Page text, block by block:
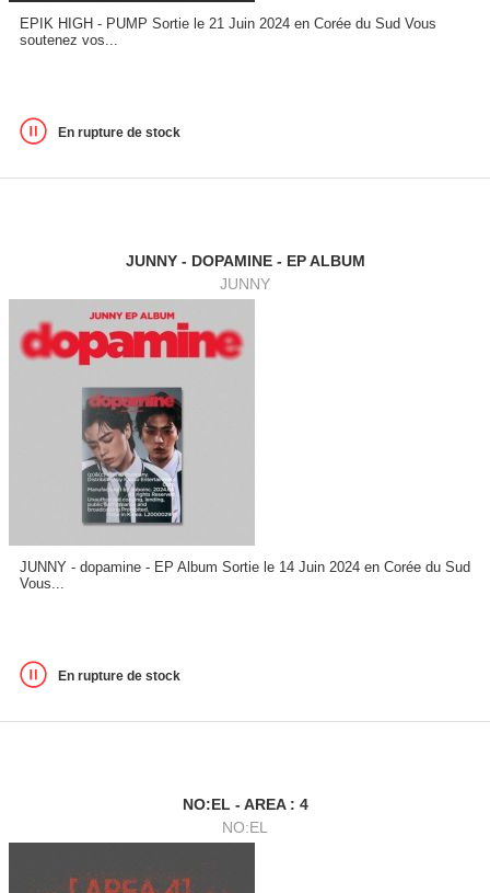
EPIK HIGH - PUMP Sortie le 21 Juin 2024 en Corée du Sud Vous
soutenez vos...
En rupture de stock
JUNNY - DOPAMINE - EP ALBUM
JUNNY
JUNNY - dopamine - EP Album Sortie le 14 Juin 2024 en Corée du Sud
Vous...
En rupture de stock
NO:EL - AREA : 4
NO:EL